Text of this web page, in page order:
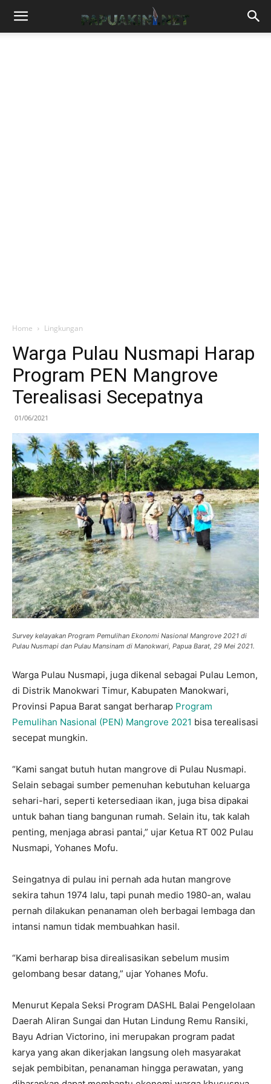
Home Lingkungan
Warga Pulau Nusmapi Harap
Program PEN Mangrove
Terealisasi Secepatnya
01/06/2021
Survey kelayakan Program Pemulihan Ekonomi Nasional Mangrove 2021 di
Pulau Nusmapi dan Pulau Mansinam di Manokwari, Papua Barat, 29 Mei 2021.
Warga Pulau Nusmapi, juga dikenal sebagai Pulau Lemon,
di Distrik Manokwari Timur, Kabupaten Manokwari,
Provinsi Papua Barat sangat berharap Program
Pemulihan Nasional (PEN) Mangrove 2021 bisa terealisasi
secepat mungkin.
“Kami sangat butuh hutan mangrove di Pulau Nusmapi.
Selain sebagai sumber pemenuhan kebutuhan keluarga
sehari-hari, seperti ketersediaan ikan, juga bisa dipakai
untuk bahan tiang bangunan rumah. Selain itu, tak kalah
penting, menjaga abrasi pantai,” ujar Ketua RT 002 Pulau
Nusmapi, Yohanes Mofu.
Seingatnya di pulau ini pernah ada hutan mangrove
sekira tahun 1974 lalu, tapi punah medio 1980-an, walau
pernah dilakukan penanaman oleh berbagai lembaga dan
intansi namun tidak membuahkan hasil.
“Kami berharap bisa direalisasikan sebelum musim
gelombang besar datang,” ujar Yohanes Mofu.
Menurut Kepala Seksi Program DASHL Balai Pengelolaan
Daerah Aliran Sungai dan Hutan Lindung Remu Ransiki,
Bayu Adrian Victorino, ini merupakan program padat
karya yang akan dikerjakan langsung oleh masyarakat
sejak pembibitan, penanaman hingga perawatan, yang